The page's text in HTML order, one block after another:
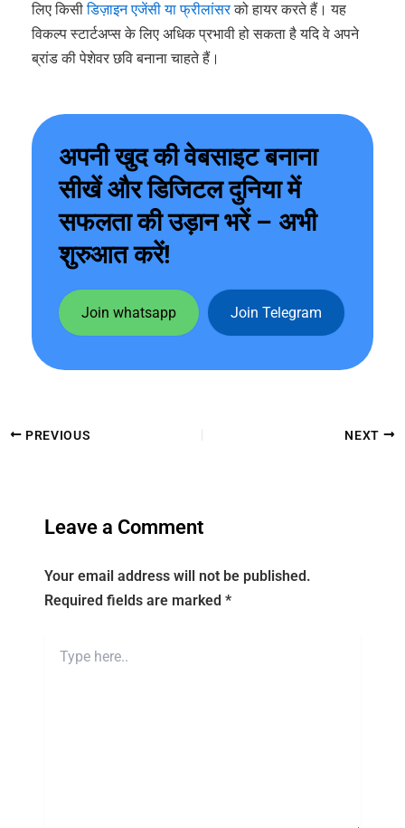
अपनी खुद की वेबसाइट बनाना
सीखें और डिजिटल दुनिया में
सफलता की उड़ान भरें – अभी
शुरुआत करें!
Join whatsapp Join Telegram
लिए किसीडिज़ाइन एजेंसी या फ्रीलांसरको हायर करते हैं। यह
विकल्प स्टार्टअप्स के लिए अधिक प्रभावी हो सकता है यदि वे अपने
ब्रांड की पेशेवर छवि बनाना चाहते हैं।
PREVIOUS NEXT
Leave a Comment
Your email address will not be published.
Required fields are marked *
here..